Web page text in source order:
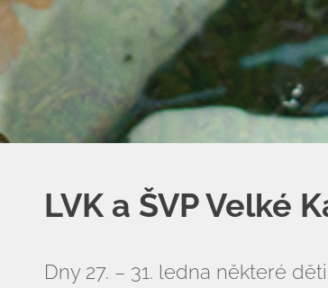
Naše škola
Základní škola
ZŠ speciální
Školní družina
Fotogalerie
Vyhledávání na webu
LVK a ŠVP Velké
Dny 27. – 31. ledna některé